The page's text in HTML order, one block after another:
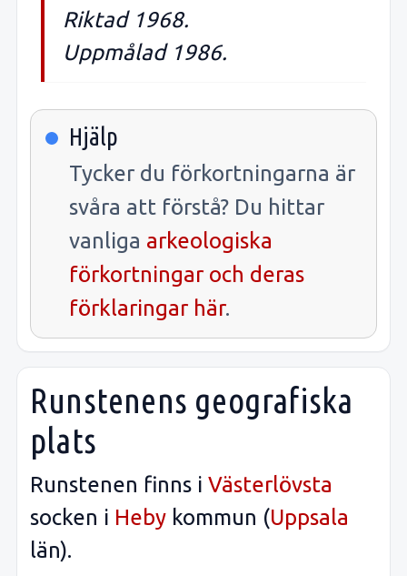
Riktad 1968.
Uppmålad 1986.
Hjälp
Tycker du förkortningarna är
svåra att förstå? Du hittar
vanliga arkeologiska
förkortningar och deras
förklaringar här.
Runstenens geografiska
plats
Runstenen finns i Västerlövsta
socken i Heby kommun (Uppsala
län).